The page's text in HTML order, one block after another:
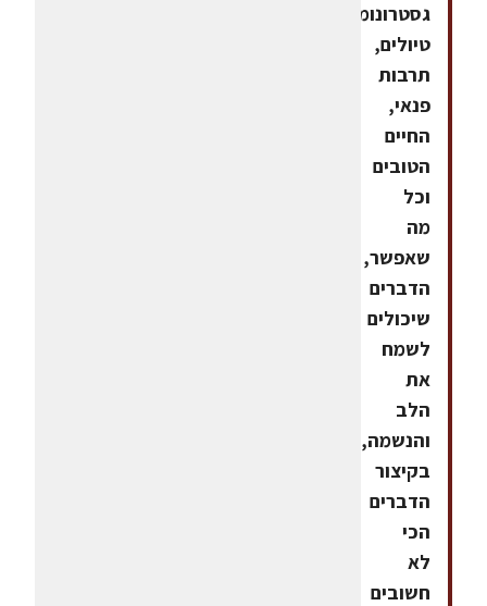
גסטרונומיה,
טיולים,
תרבות
פנאי,
החיים
הטובים
וכל
מה
שאפשר,
הדברים
שיכולים
לשמח
את
הלב
והנשמה,
בקיצור
הדברים
הכי
לא
חשובים